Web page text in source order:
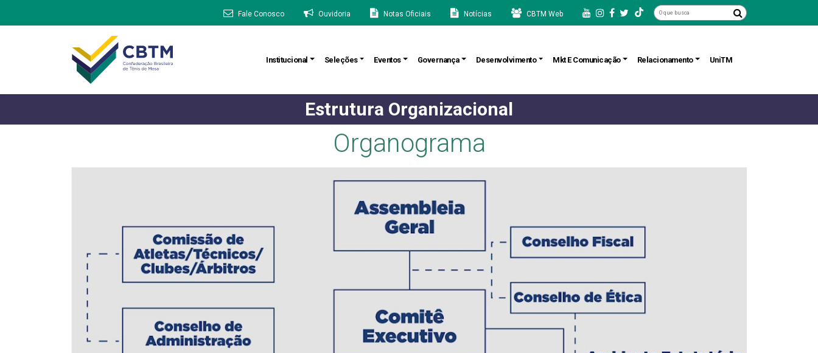
Fale Conosco Ouvidoria Notas Oficiais Notícias CBTM Web
Institucional Seleções Eventos Governança Desenvolvimento Mkt E Comunicação Relacionamento UniTM
Estrutura Organizacional
Organograma